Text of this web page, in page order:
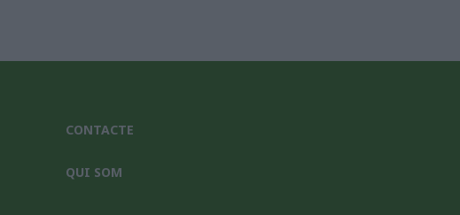
CONTACTE
QUI SOM